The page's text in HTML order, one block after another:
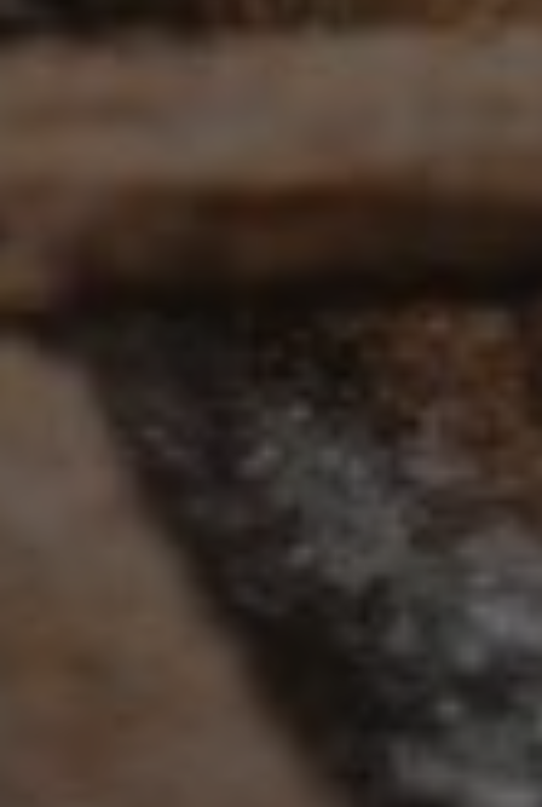
keiner manuellen Zustimmung mehr.